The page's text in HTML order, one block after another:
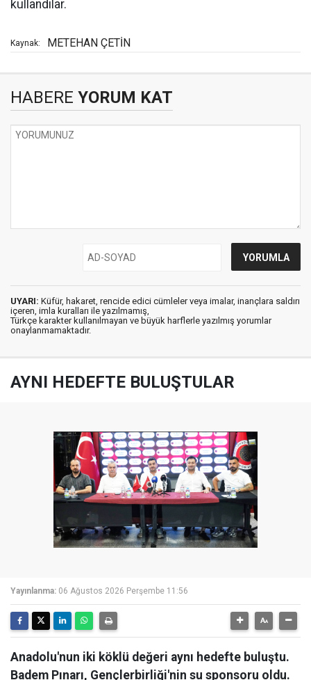
kullandılar.
Kaynak: METEHAN ÇETİN
HABERE YORUM KAT
UYARI: Küfür, hakaret, rencide edici cümleler veya imalar, inançlara saldırı
içeren, imla kuralları ile yazılmamış,
Türkçe karakter kullanılmayan ve büyük harflerle yazılmış yorumlar
onaylanmamaktadır.
AYNI HEDEFTE BULUŞTULAR
Yayınlanma: 06 Ağustos 2026 Perşembe 11:56
Anadolu'nun iki köklü değeri aynı hedefte buluştu.
Badem Pınarı, Gençlerbirliği'nin su sponsoru oldu.